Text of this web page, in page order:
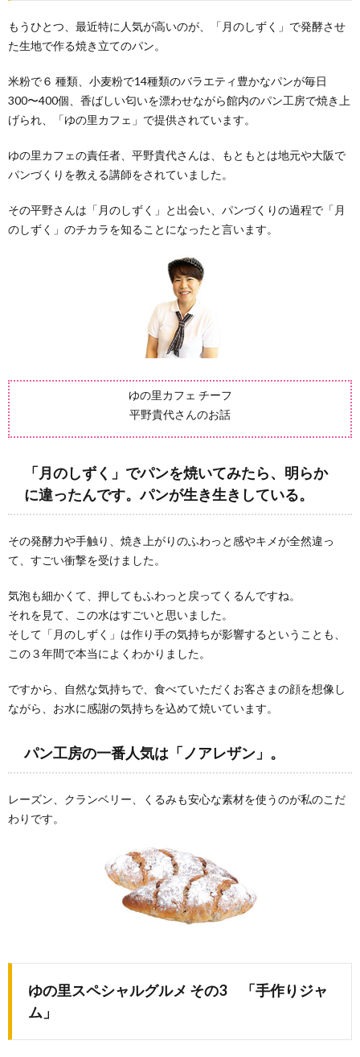
もうひとつ、最近特に人気が高いのが、「月のしずく」で発酵させ
た生地で作る焼き立てのパン。
米粉で６ 種類、小麦粉で14種類のバラエティ豊かなパンが毎日
300〜400個、香ばしい匂いを漂わせながら館内のパン工房で焼き上
げられ、「ゆの里カフェ」で提供されています。
ゆの里カフェの責任者、平野貴代さんは、もともとは地元や大阪で
パンづくりを教える講師をされていました。
その平野さんは「月のしずく」と出会い、パンづくりの過程で「月
のしずく」のチカラを知ることになったと言います。
ゆの里カフェ チーフ
平野貴代さんのお話
「月のしずく」でパンを焼いてみたら、明らか
に違ったんです。パンが生き生きしている。
その発酵力や手触り、焼き上がりのふわっと感やキメが全然違っ
て、すごい衝撃を受けました。
気泡も細かくて、押してもふわっと戻ってくるんですね。
それを見て、この水はすごいと思いました。
そして「月のしずく」は作り手の気持ちが影響するということも、
この３年間で本当によくわかりました。
ですから、自然な気持ちで、食べていただくお客さまの顔を想像し
ながら、お水に感謝の気持ちを込めて焼いています。
パン工房の一番人気は「ノアレザン」。
レーズン、クランベリー、くるみも安心な素材を使うのが私のこだ
わりです。
ゆの里スペシャルグルメ その3 「手作りジャ
ム」